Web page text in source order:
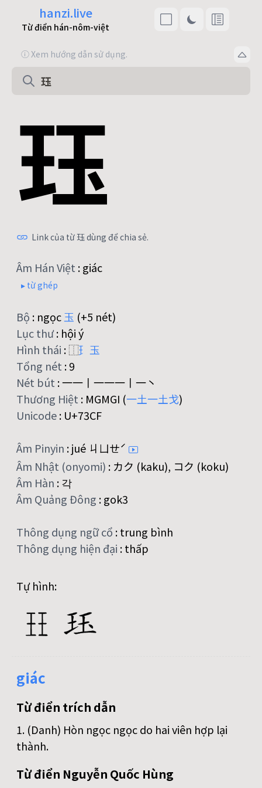
hanzi.live
Từ điển hán-nôm-việt
ⓘ Xem hướng dẫn sử dụng.
珏
Link của từ 珏 dùng để chia sẻ.
Âm Hán Việt :giác
▸ từ ghép
Bộ : ngọc玉 (+5 nét)
Lục thư: hội ý
Hình thái :⿰⺩ 玉
Tổng nét :9
Nét bút :一一丨一一一丨一丶
Thương Hiệt : MGMGI (一土一土戈)
Unicode: U+73CF
Âm Pinyin :jué ㄐㄩㄝˊ
Âm Nhật (onyomi) : カク (kaku), コク (koku)
Âm Hàn :각
Âm Quảng Đông :gok3
Thông dụng ngữ cổ :trung bình
Thông dụng hiện đại :thấp
Tự hình:
giác
Từ điển trích dẫn
1. (Danh) Hòn ngọc ngọc do hai viên hợp lại
thành.
Từ điển Nguyễn Quốc Hùng